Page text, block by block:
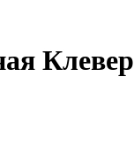
Клевер